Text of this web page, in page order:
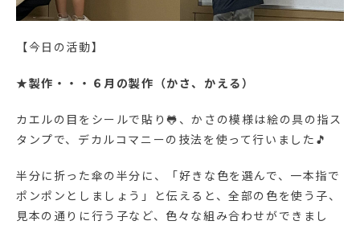
【今日の活動】
★製作・・・６月の製作（かさ、かえる）
カエルの目をシールで貼り🐸、かさの模様は絵の具の指ス
タンプで、デカルコマニーの技法を使って行いました🎵
半分に折った傘の半分に、「好きな色を選んで、一本指で
ポンポンとしましょう」と伝えると、全部の色を使う子、
見本の通りに行う子など、色々な組み合わせができまし